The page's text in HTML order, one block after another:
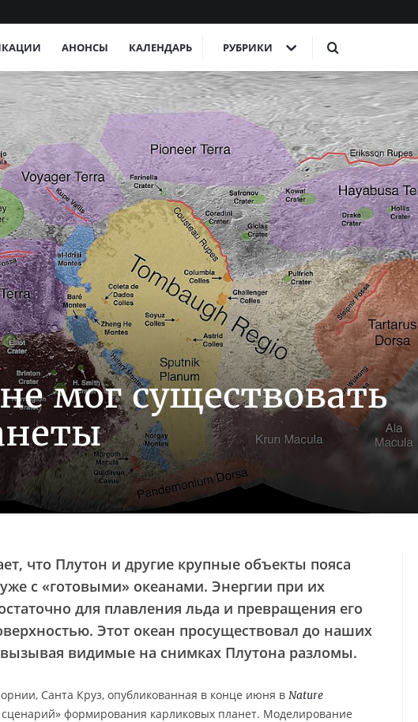
АНОНСЫ КАЛЕНДАРЬ РУБРИКИ
мог существовать
что Плутон и другие крупные объекты пояса
с «готовыми» океанами. Энергии при их
для плавления льда и превращения его
Этот океан просуществовал до наших
видимые на снимках Плутона разломы.
Санта Круз, опубликованная в конце июня в Nature
сценарий» формирования карликовых планет. Моделирование